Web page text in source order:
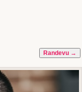
Randevu →